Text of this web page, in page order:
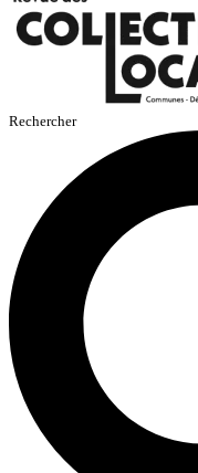
Rechercher